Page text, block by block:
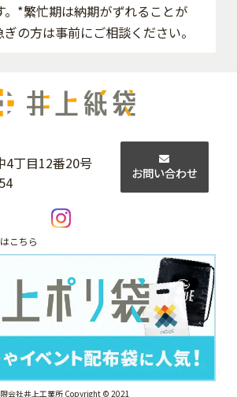
。*繁忙期は納期がずれることが
の方は事前にご相談ください。
4丁目12番20号
お問い合わせ
こちら
会社井上工業所 Copyright © 2021